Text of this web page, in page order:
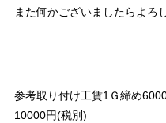
また何かございましたらよろ
参考取り付け工賃1Ｇ締め
10000円(税別)